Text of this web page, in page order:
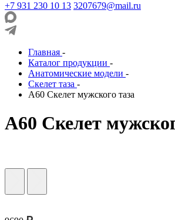
+7 931 230 10 13 3207679@mail.ru
Главная -
Каталог продукции -
Анатомические модели -
Скелет таза -
А60 Скелет мужского таза
А60 Скелет